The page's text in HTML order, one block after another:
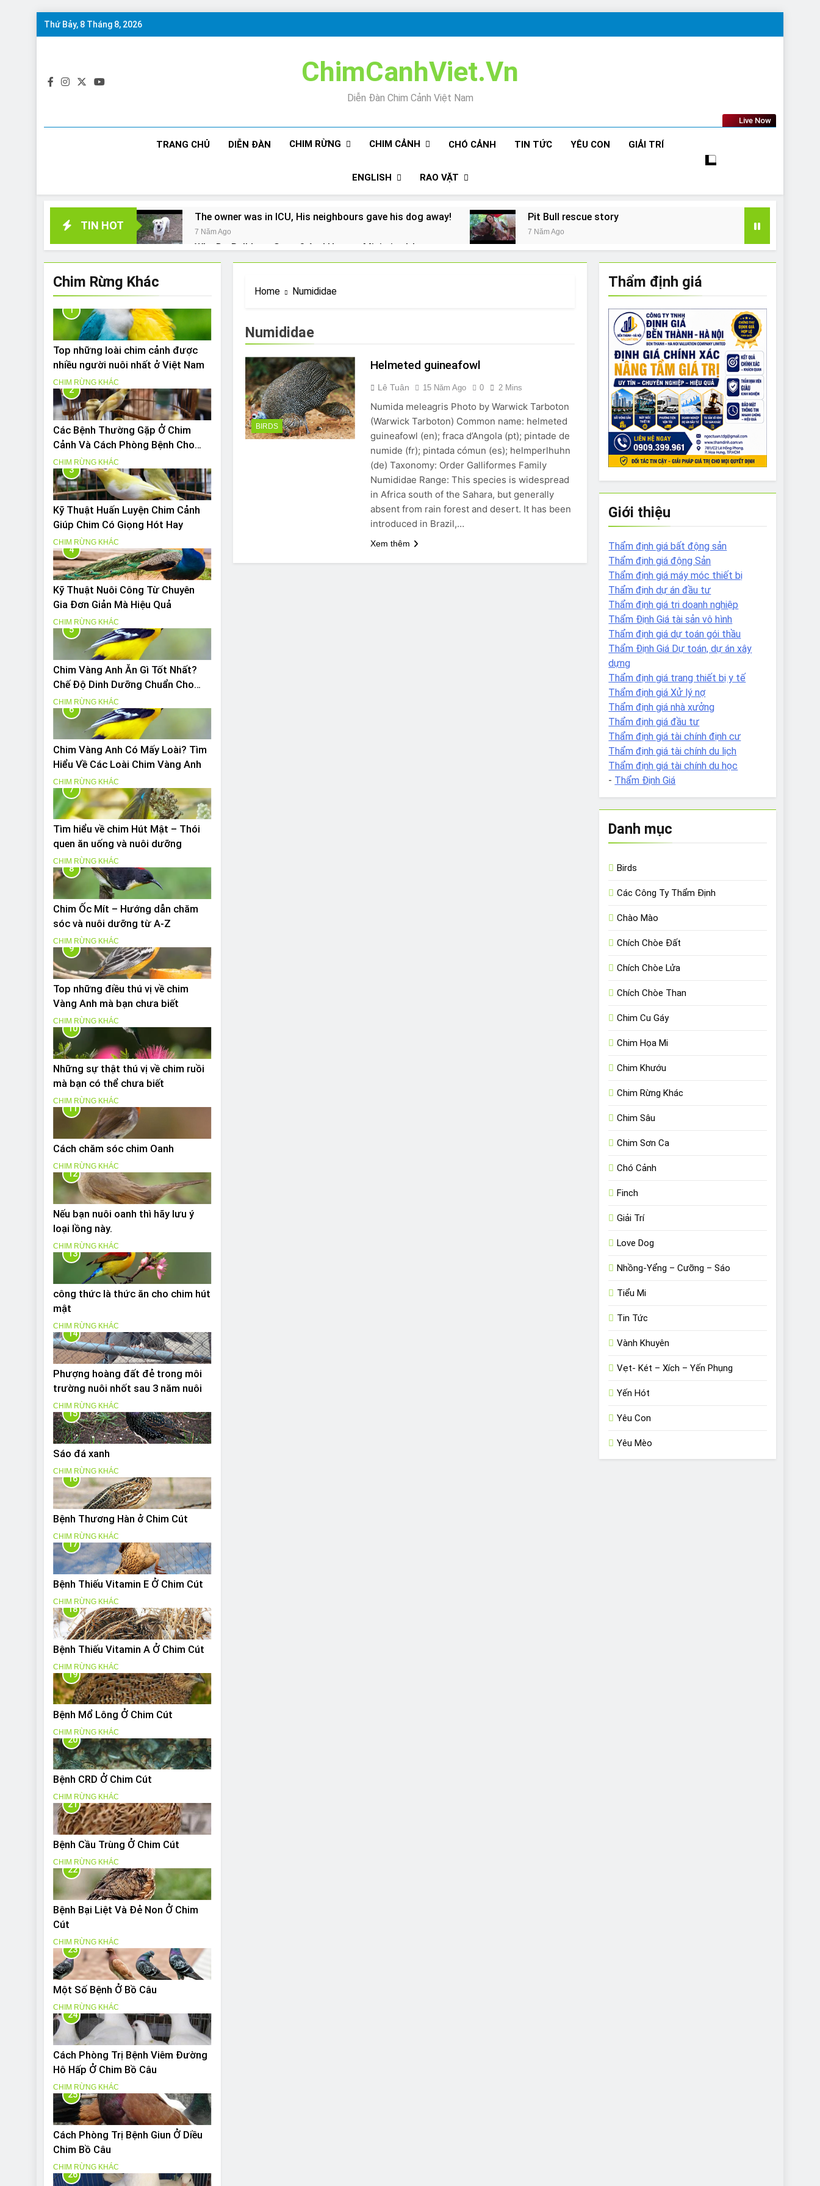
Skip
Thứ Bảy, 8 Tháng 8, 2026
ChimCanhViet.Vn
Diễn Đàn Chim Cảnh Việt Nam
Live Now
TRANG CHỦ DIỄN ĐÀN CHIM RỪNG CHIM CẢNH CHÓ CẢNH TIN TỨC YÊU CON GIẢI TRÍ
ENGLISH RAO VẶT
TIN HOT
The owner was in ICU, His neighbours gave his dog away!
7 Năm Ago
Pit Bull rescue story
7 Năm Ago
Why Do Bulldogs Snore? And How to Minimize It!
7 Năm Ago
Do Bulldogs Fart? Yes! And How to Stop It! The Ultimate Guide to What Bulldogs Can (and can’t) Eat
Bulldog Anal Gland Problem and How to Treat It
7 Năm Ago
Can Bulldogs Run Long Distances?
Can Bulldogs Play Fetch? And How to Train Them! How Often Do I Need to Groom My Bulldog
7 Năm Ago
Chim Rừng Khác
1
Top những loài chim cảnh được
nhiều người nuôi nhất ở Việt Nam
CHIM RỪNG KHÁC
2
Các Bệnh Thường Gặp Ở Chim
Cảnh Và Cách Phòng Bệnh Cho
Chim Hiệu Quả
CHIM RỪNG KHÁC
3
Kỹ Thuật Huấn Luyện Chim Cảnh
Giúp Chim Có Giọng Hót Hay
CHIM RỪNG KHÁC
4
Kỹ Thuật Nuôi Công Từ Chuyên
Gia Đơn Giản Mà Hiệu Quả
CHIM RỪNG KHÁC
5
Chim Vàng Anh Ăn Gì Tốt Nhất?
Chế Độ Dinh Dưỡng Chuẩn Cho
Chim Vàng Anh
CHIM RỪNG KHÁC
6
Chim Vàng Anh Có Mấy Loài? Tìm
Hiểu Về Các Loài Chim Vàng Anh
CHIM RỪNG KHÁC
7
Tìm hiểu về chim Hút Mật – Thói
quen ăn uống và nuôi dưỡng
CHIM RỪNG KHÁC
8
Chim Ốc Mít – Hướng dẫn chăm
sóc và nuôi dưỡng từ A-Z
CHIM RỪNG KHÁC
9
Top những điều thú vị về chim
Vàng Anh mà bạn chưa biết
CHIM RỪNG KHÁC
10
Những sự thật thú vị về chim ruồi
mà bạn có thể chưa biết
CHIM RỪNG KHÁC
11
Cách chăm sóc chim Oanh
CHIM RỪNG KHÁC
12
Nếu bạn nuôi oanh thì hãy lưu ý
loại lồng này.
CHIM RỪNG KHÁC
13
công thức là thức ăn cho chim hút
mật
CHIM RỪNG KHÁC
14
Phượng hoàng đất đẻ trong môi
trường nuôi nhốt sau 3 năm nuôi
CHIM RỪNG KHÁC
15
Sáo đá xanh
CHIM RỪNG KHÁC
16
Bệnh Thương Hàn ở Chim Cút
CHIM RỪNG KHÁC
17
Bệnh Thiếu Vitamin E Ở Chim Cút
CHIM RỪNG KHÁC
18
Bệnh Thiếu Vitamin A Ở Chim Cút
CHIM RỪNG KHÁC
19
Bệnh Mổ Lông Ở Chim Cút
CHIM RỪNG KHÁC
20
Bệnh CRD Ở Chim Cút
CHIM RỪNG KHÁC
21
Bệnh Cầu Trùng Ở Chim Cút
CHIM RỪNG KHÁC
22
Bệnh Bại Liệt Và Đẻ Non Ở Chim
Cút
CHIM RỪNG KHÁC
23
Một Số Bệnh Ở Bồ Câu
CHIM RỪNG KHÁC
24
Cách Phòng Trị Bệnh Viêm Đường
Hô Hấp Ở Chim Bồ Câu
CHIM RỪNG KHÁC
25
Cách Phòng Trị Bệnh Giun Ở Diều
Chim Bồ Câu
CHIM RỪNG KHÁC
26
Home Numididae
Numididae
BIRDS
Helmeted guineafowl
Lê Tuân 15 Năm Ago 0 2 Mins
Numida meleagris Photo by Warwick Tarboton
(Warwick Tarboton) Common name: helmeted
guineafowl (en); fraca d’Angola (pt); pintade de
numide (fr); pintada cómun (es); helmperlhuhn
(de) Taxonomy: Order Galliformes Family
Numididae Range: This species is widespread
in Africa south of the Sahara, but generally
absent from rain forest and desert. It has been
introduced in Brazil,…
Xem thêm
Thẩm định giá
Giới thiệu
Thẩm định giá bất động sản
Thẩm định giá động Sản
Thẩm định giá máy móc thiết bị
Thẩm định dự án đầu tư
Thẩm định giá tri doanh nghiệp
Thẩm Định Giá tài sản vô hình
Thẩm định giá dự toán gói thầu
Thẩm Định Giá Dự toán, dự án xây
dựng
Thẩm định giá trang thiết bị y tế
Thẩm định giá Xử lý nợ
Thẩm định giá nhà xưởng
Thẩm định giá đầu tư
Thẩm định giá tài chính định cư
Thẩm định giá tài chính du lịch
Thẩm định giá tài chính du học
- Thẩm Định Giá
Danh mục
Birds
Các Công Ty Thẩm Định
Chào Mào
Chích Chòe Đất
Chích Chòe Lửa
Chích Chòe Than
Chim Cu Gáy
Chim Họa Mi
Chim Khướu
Chim Rừng Khác
Chim Sâu
Chim Sơn Ca
Chó Cảnh
Finch
Giải Trí
Love Dog
Nhồng-Yểng – Cưỡng – Sáo
Tiểu Mi
Tin Tức
Vành Khuyên
Vẹt- Két – Xích – Yến Phụng
Yến Hót
Yêu Con
Yêu Mèo